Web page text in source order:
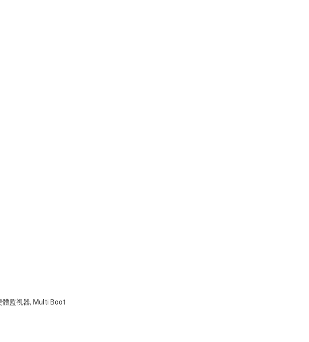
體監視器, Multi Boot